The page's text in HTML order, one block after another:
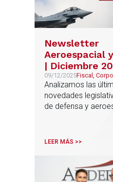
Newsletter
Aeroespacial
| Diciembre
09/12/2025Fiscal,
Público y
Defensa &
Analizamos las
novedades
de defensa y
LEER MÁS >>